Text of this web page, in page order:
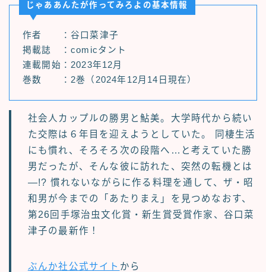
じゃああんたが作ってみろよの基本情報
作者 ：谷口菜津子
掲載誌 ：comicタント
連載開始：2023年12月
巻数 ：2巻（2024年12月14日現在）
社会人カップルの勝男と鮎美。大学時代から続い
た交際は６年目を迎えようとしていた。 同棲生活
にも慣れ、そろそろ次の段階へ…と考えていた勝
男だったが、そんな彼に訪れた、突然の転機とは
―!? 慣れないながらに作る料理を通して、ザ・昭
和男が今までの「あたりまえ」を見つめなおす、
第26回手塚治虫文化賞・新生賞受賞作家、谷口菜
津子の最新作！
ぶんか社公式サイト から